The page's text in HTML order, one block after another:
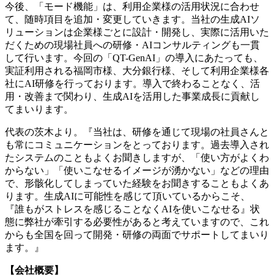
今後、「モード機能」は、利用企業様の活用状況に合わせ
て、随時項目を追加・変更していきます。当社の生成AIソ
リューションは企業様ごとに設計・開発し、実際に活用いた
だくための現場社員への研修・AIコンサルティングも一貫
して行います。今回の「QT-GenAI」の導入にあたっても、
実証利用される福岡市様、大分銀行様、そして利用企業様各
社にAI研修を行っております。導入で終わることなく、活
用・改善まで関わり、生成AIを活用した事業成長に貢献し
てまいります。
代表の茨木より。『当社は、研修を通じて現場の社員さんと
も常にコミュニケーションをとっております。過去導入され
たシステムのこともよくお聞きしますが、「使い方がよくわ
からない」「使いこなせるイメージが湧かない」などの理由
で、形骸化してしまっていた経験をお聞きすることもよくあ
ります。生成AIに可能性を感じて頂いているからこそ、
『誰もがストレスを感じることなくAIを使いこなせる』状
態に弊社が牽引する必要性があると考えていますので、これ
からも全国を回って開発・研修の両面でサポートしてまいり
ます。』
【会社概要】